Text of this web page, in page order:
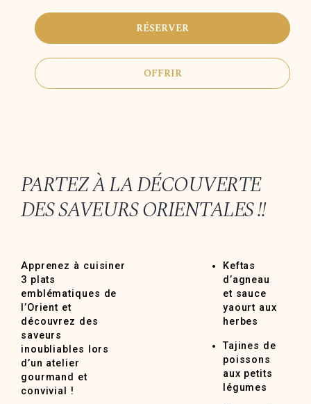
RÉSERVER
OFFRIR
PARTEZ À LA DÉCOUVERTE
DES SAVEURS ORIENTALES !!
Apprenez à cuisiner
3 plats
emblématiques de
l’Orient et
découvrez des
saveurs
inoubliables lors
d’un atelier
gourmand et
convivial !
Keftas
d’agneau
et sauce
yaourt aux
herbes
Tajines de
poissons
aux petits
légumes